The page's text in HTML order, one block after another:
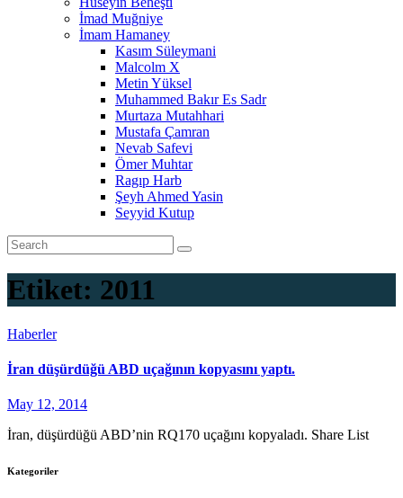
İmad Muğniye
İmam Hamaney
Kasım Süleymani
Malcolm X
Metin Yüksel
Muhammed Bakır Es Sadr
Murtaza Mutahhari
Mustafa Çamran
Nevab Safevi
Ömer Muhtar
Ragıp Harb
Şeyh Ahmed Yasin
Seyyid Kutup
Etiket: 2011
Haberler
İran düşürdüğü ABD uçağının kopyasını yaptı.
May 12, 2014
İran, düşürdüğü ABD’nin RQ170 uçağını kopyaladı. Share List
Kategoriler